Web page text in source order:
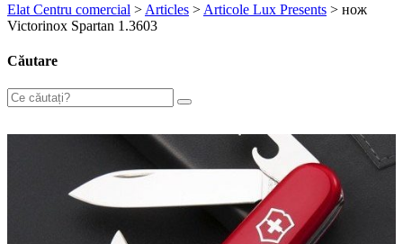
Elat Centru comercial > Articles > Articole Lux Presents > нож
Victorinox Spartan 1.3603
Căutare